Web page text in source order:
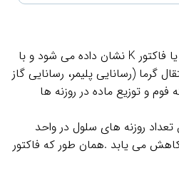
رسانايي حرارتي كلي، كه با λ يا فاكتور K نشان داده مي شود و با
گرما (رسانايي پليمر، رسانايي گاز
و توزيع ماده در روزنه ها
روزنه هاي سلول در واحد
مي يابد .همان طور كه فاكتور